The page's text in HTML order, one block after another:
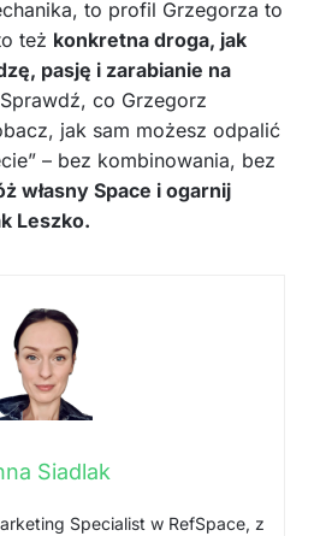
to profil Grzegorza to
też konkretna droga, jak
pasję i zarabianie na
Sprawdź, co Grzegorz
jak sam możesz odpalić
– bez kombinowania, bez
własny Space i ogarnij
Leszko.
Siadlak
Specialist w RefSpace, z